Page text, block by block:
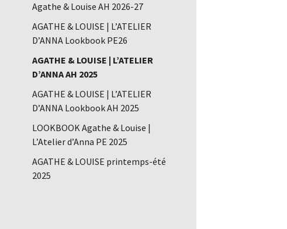
Agathe & Louise AH 2026-27
AGATHE & LOUISE | L’ATELIER
D’ANNA Lookbook PE26
AGATHE & LOUISE | L’ATELIER
D’ANNA AH 2025
AGATHE & LOUISE | L’ATELIER
D’ANNA Lookbook AH 2025
LOOKBOOK Agathe & Louise |
L’Atelier d’Anna PE 2025
AGATHE & LOUISE printemps-été
2025